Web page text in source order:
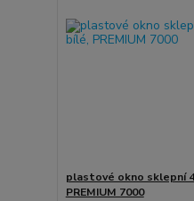
plastové okno sklepní
PREMIUM 7000